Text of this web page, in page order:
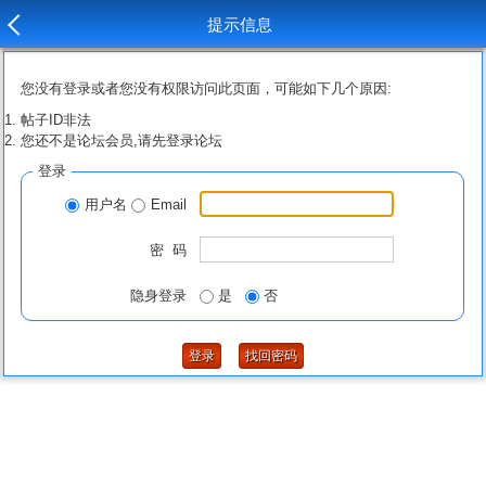
提示信息
您没有登录或者您没有权限访问此页面，可能如下几个原因:
帖子ID非法
您还不是论坛会员,请先登录论坛
登录
用户名 Email
密 码
隐身登录 是 否